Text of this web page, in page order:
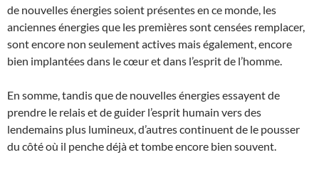
de nouvelles énergies soient présentes en ce monde, les
anciennes énergies que les premières sont censées remplacer,
sont encore non seulement actives mais également, encore
bien implantées dans le cœur et dans l’esprit de l’homme.
En somme, tandis que de nouvelles énergies essayent de
prendre le relais et de guider l’esprit humain vers des
lendemains plus lumineux, d’autres continuent de le pousser
du côté où il penche déjà et tombe encore bien souvent.